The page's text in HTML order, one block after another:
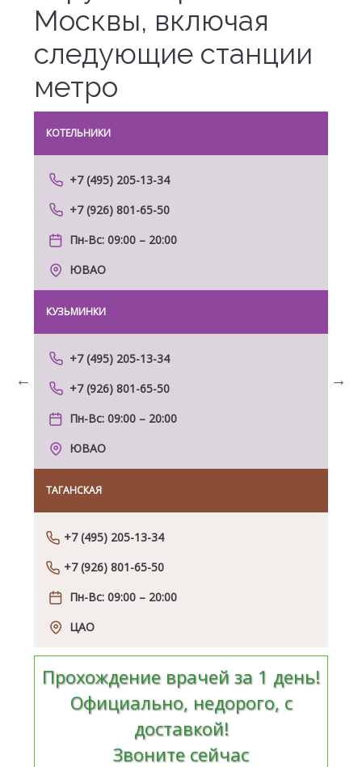
Москвы, включая
следующие станции
метро
Previous
КОТЕЛЬНИКИ
+7 (495) 205-13-34
+7 (926) 801-65-50
Пн-Вс: 09:00 – 20:00
ЮВАО
КУЗЬМИНКИ
+7 (495) 205-13-34
+7 (926) 801-65-50
Пн-Вс: 09:00 – 20:00
ЮВАО
ТАГАНСКАЯ
+7 (495) 205-13-34
+7 (926) 801-65-50
Пн-Вс: 09:00 – 20:00
ЦАО
Next
Прохождение врачей за 1 день!
Официально, недорого, с
доставкой!
Звоните сейчас